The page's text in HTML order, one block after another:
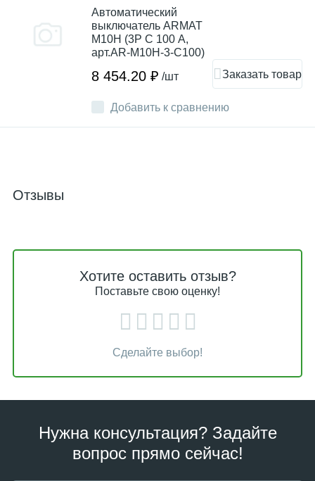
Добавить к сравнению
Автоматический
выключатель ARMAT
M10H (3Р C 100 А,
арт.AR-M10H-3-C100)
8 454.20 ₽ /шт Заказать товар
Отзывы
Хотите оставить отзыв?
Поставьте свою оценку!
Сделайте выбор!
Нужна консультация? Задайте
вопрос прямо сейчас!